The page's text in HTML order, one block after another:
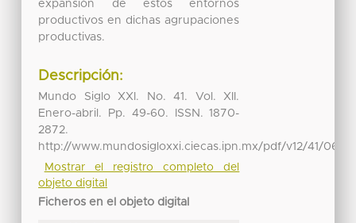
expansión de estos entornos
productivos en dichas agrupaciones
productivas.
Descripción:
Mundo Siglo XXI. No. 41. Vol. XII.
Enero-abril. Pp. 49-60. ISSN. 1870-
2872.
http://www.mundosigloxxi.ciecas.ipn.mx/pdf/v12/41/
Mostrar el registro completo del
objeto digital
Ficheros en el objeto digital